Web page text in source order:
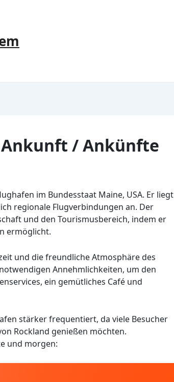
Ankunft / Ankünfte
im Bundesstaat Maine, USA. Er liegt
regionale Flugverbindungen an. Der
und den Tourismusbereich, indem er
ermöglicht.
und die freundliche Atmosphäre des
Annehmlichkeiten, um den
ein gemütliches Café und
stärker frequentiert, da viele Besucher
Rockland genießen möchten.
und morgen: